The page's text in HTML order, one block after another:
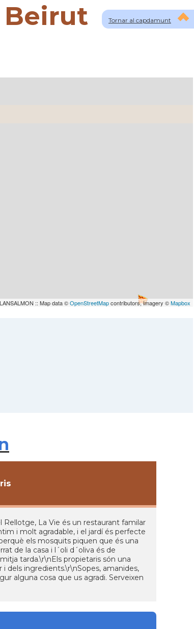
Tornar al capdamunt
Beirut
:: Map data ©OpenStreetMapcontributors, Imagery ©Mapbox
La Vie és un restaurant familar
i molt agradable, i el jardí és perfecte
els mosquits piquen que és una
de la casa i l´oli d´oliva és de
tarda.\r\nEls propietaris són una
dels ingredients.\r\nSopes, amanides,
alguna cosa que us agradi. Serveixen